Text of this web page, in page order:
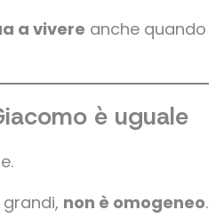
a vivere anche quando
è uguale
non è omogeneo.